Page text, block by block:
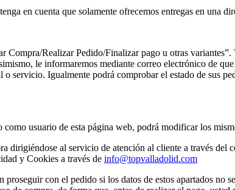
en cuenta que solamente ofrecemos entregas en una
Realizar Pedido/Finalizar pago u otras variantes”.
le informaremos mediante correo electrónico de
Igualmente podrá comprobar el estado de sus
usuario de esta página web, podrá modificar los
dirigiéndose al servicio de atención al cliente a través del
y Cookies a través de info@topvalladolid.com
con el pedido si los datos de estos apartados no